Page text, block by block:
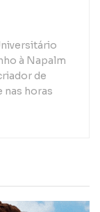
à Napalm
de
nas horas